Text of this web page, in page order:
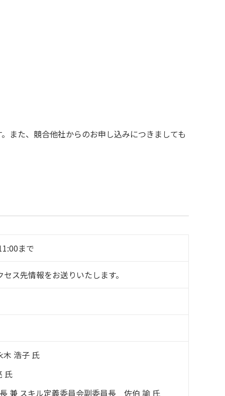
また、競合他社からのお申し込みにつきましても
まで
先情報をお送りいたします。
木 浩子 氏
氏
兼 スキル定義委員会副委員長 佐伯 諭 氏